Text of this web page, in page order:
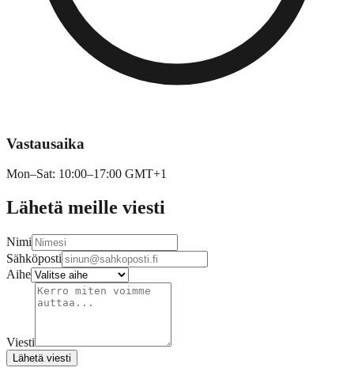
Vastausaika
Mon–Sat: 10:00–17:00 GMT+1
Lähetä meille viesti
Nimi
Sähköposti
Aihe
Viesti
Lähetä viesti